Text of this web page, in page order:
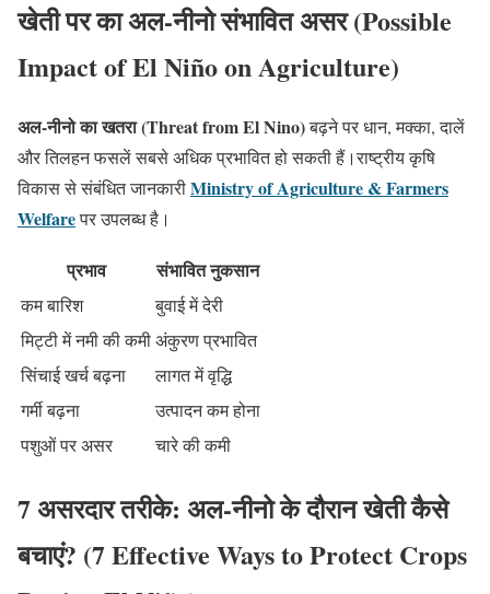
खेती परकाअल-नीनोसंभावित असर (Possible
Impact of El Niño on Agriculture)
अल-नीनो का खतरा (Threat from El Nino)बढ़ने पर धान, मक्का, दालें
और तिलहन फसलें सबसे अधिक प्रभावित हो सकती हैं।राष्ट्रीय कृषि
विकास से संबंधित जानकारीMinistry of Agriculture & Farmers
Welfareपर उपलब्ध है।
प्रभाव संभावित नुकसान
कम बारिश
बुवाई में देरी
मिट्टी में नमी की कमीअंकुरण प्रभावित
सिंचाई खर्च बढ़ना
लागत में वृद्धि
गर्मी बढ़ना
उत्पादन कम होना
पशुओं पर असर
चारे की कमी
7 असरदार तरीके: अल-नीनो के दौरान खेती कैसे
बचाएं? (7 Effective Ways to Protect Crops